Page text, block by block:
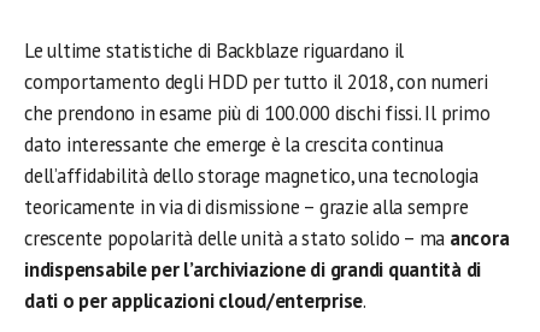
Le ultime statistiche di Backblaze riguardano il
comportamento degli HDD per tutto il 2018, con numeri
che prendono in esame più di 100.000 dischi fissi. Il primo
dato interessante che emerge è la crescita continua
dell’affidabilità dello storage magnetico, una tecnologia
teoricamente in via di dismissione – grazie alla sempre
crescente popolarità delle unità a stato solido – ma ancora
indispensabile per l’archiviazione di grandi quantità di
dati o per applicazioni cloud/enterprise.